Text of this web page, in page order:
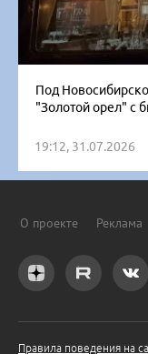
Под
"Золотой орел" с
19:12, 31.07.2026
О проекте Реклама
Правила поведения на